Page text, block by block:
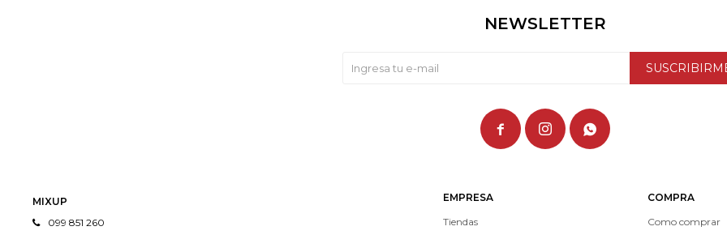
MIXUP
099 851 260
EMPRESA
Tiendas
COMPRA
Como comprar
NEWSLETTER
  